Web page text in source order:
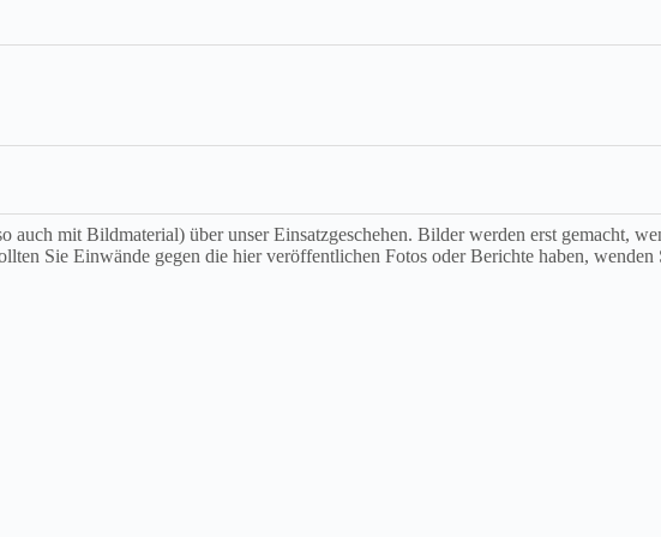
mit Bildmaterial) über unser Einsatzgeschehen. Bilder werden erst gemacht,
Sie Einwände gegen die hier veröffentlichen Fotos oder Berichte haben, wenden